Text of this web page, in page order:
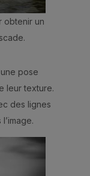
obtenir un
pose
leur texture.
des lignes